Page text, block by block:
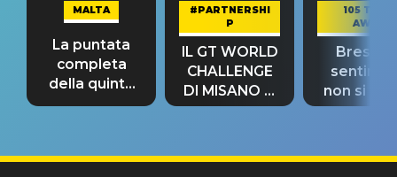
MALTA
La puntata
completa
della quinta
tappa
#PARTNERSHI
P
IL GT WORLD
CHALLENGE
DI MISANO si
riconferma
105 TAKE
AWAY
Bresh:
non si
fino alla